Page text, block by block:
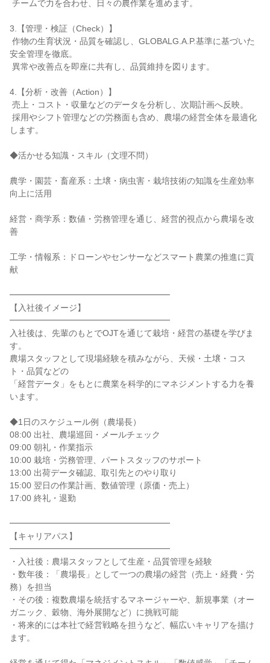
3.【管理・検証（Check）】
安全管理を徹底。
4.【分析・改善（Action）】
します。
◆活かせる知識・スキル（文理不問）
農学・園芸・畜産系：土壌・病虫害・栽培技術の知識を生産効率
向上に活用
経営・商学系：数値・労務管理を通じ、経営的視点から農場を改
善
工学・情報系：ドローンやセンサーなどスマート農業の推進に貢
献
━━━━━━━━━━━━━━━━━━━
【入社後イメージ】
━━━━━━━━━━━━━━━━━━━
入社後は、先輩のもとでOJTを通じて栽培・経営の基礎を学びま
す。
農場スタッフとして現場経験を積みながら、天候・土壌・コス
ト・品質などの
「経営データ」をもとに農業を科学的にマネジメントする力を養
います。
◆1日のスケジュール例（農場長）
08:00 出社、農場巡回・メールチェック
09:00 朝礼・作業指示
10:00 栽培・労務管理、パートスタッフのサポート
13:00 出荷データ確認、取引先とのやり取り
15:00 翌日の作業計画、数値管理（原価・売上）
17:00 終礼・退勤
━━━━━━━━━━━━━━━━━━━
【キャリアパス】
━━━━━━━━━━━━━━━━━━━
・入社後：農場スタッフとして生産・品質管理を経験
・数年後：「農場長」として一つの農場の経営（売上・経費・労
務）を担当
・その後：複数農場を統括するマネージャーや、新規事業（オー
ガニック、穀物、海外展開など）に挑戦可能
・将来的には本社で経営戦略を担うなど、幅広いキャリアを描け
ます。